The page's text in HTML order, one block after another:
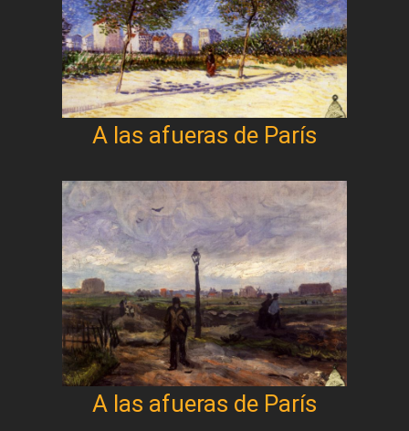
A las afueras de París
A las afueras de París